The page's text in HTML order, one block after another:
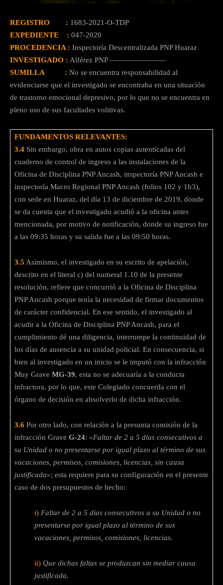
REGISTRO : 1683-2021-O-TDP
EXPEDIENTE : 047-2020
PROCEDENCIA : Inspectoría Descentralizada PNP Huaraz
INVESTIGADO : Alférez PNP ———————–
SUMILLA : No se encuentra responsabilidad al
evidenciarse que el investigado se encontraba en una situación
de trastorno emocional depresivo, por lo que no se encuentra en
pleno uso de sus facultades volitivas.
FUNDAMENTOS RELEVANTES:
3.4 Sin embargo, obra en autos copias autenticadas del
cuaderno de control de ingreso a las instalaciones de la
Oficina de Disciplina PNP Ancash, inspectoría PNP Ancash e
inspectoría Macro Regional PNP Ancash (folios 102 y 1b3),
con sede en Huaraz, del día 13 de diciembre de 2019, donde
se da cuenta que el investigado acudió a la oficina antes
mencionada, por motivo de notificación, donde su ingreso fue
a las 09:35 horas y su salida fue a las 09:50 horas.
3.5 Asimismo, el investigado en su escrito de apelación,
descrito en el literal c) del numeral 1.10 de la presente
resolución, refiere que concurrió a la Oficina de Disciplina
PNP Ancash porque tenía la necesidad de firmar documentos
de carácter confidencial. En ese sentido, el investigado al
acudir a la Oficina de Disciplina PNP Ancash, para el
cumplimiento dé una diligencia, interrumpe la continuidad de
los días de ausencia a su unidad policial. En consecuencia, si
bien al investigado en un inicio se le imputó con la infracción
Muy Grave MG-39, esta no se adecuaría a la conducta
infractora, por lo que, este Colegiado concuerda con el
órgano de decisión en absolverlo de dicha infracción.
3.6 Por otro lado, con relación a la presunta comisión de la
infracción Grave G-24: «Faltar de 2 a 5 días consecutivos a
su Unidad o no presentarse por igual plazo al término de sus
vacaciones, permisos, comisiones, licencias, sin causa
justificada»; esta requiere para su configuración en el presente
caso de dos presupuestos de hecho:
i) Faltar de 2 a 5 días consecutivos a su Unidad o no
presentarse por igual plazo al término de sus
vacaciones, permisos, comisiones, licencias.
ii) Que dichas faltas se produzcan sin mediar causa
justificada.